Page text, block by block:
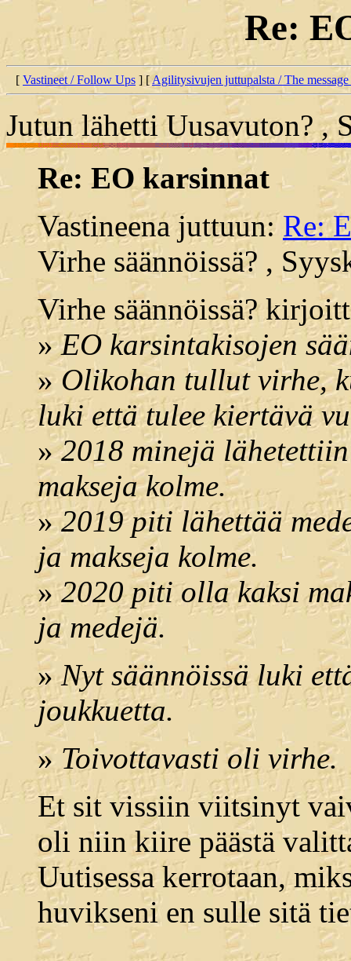
Re:
[ Vastineet / Follow Ups ] [Agilitysivujen juttupalsta / The
Jutun lähetti Uusavuton? ,
Re: EO karsinnat
Vastineena juttuun:Re:
Virhe säännöissä? ,
Virhe säännöissä?
»EO karsintakisojen
» Olikohan tullut virhe,
luki että tulee kiertävä
»2018 minejä
makseja kolme.
»2019 piti lähettää
ja makseja kolme.
»2020 piti olla kaksi
ja medejä.
»Nyt säännöissä luki
joukkuetta.
»Toivottavasti oli virhe.
Et sit vissiin viitsinyt
oli niin kiire päästä
Uutisessa kerrotaan,
huvikseni en sulle sitä